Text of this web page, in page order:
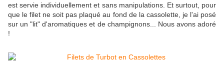
est servie individuellement et sans manipulations. Et surtout, pour
que le filet ne soit pas plaqué au fond de la cassolette, je l'ai posé
sur un "lit" d'aromatiques et de champignons... Nous avons adoré
!